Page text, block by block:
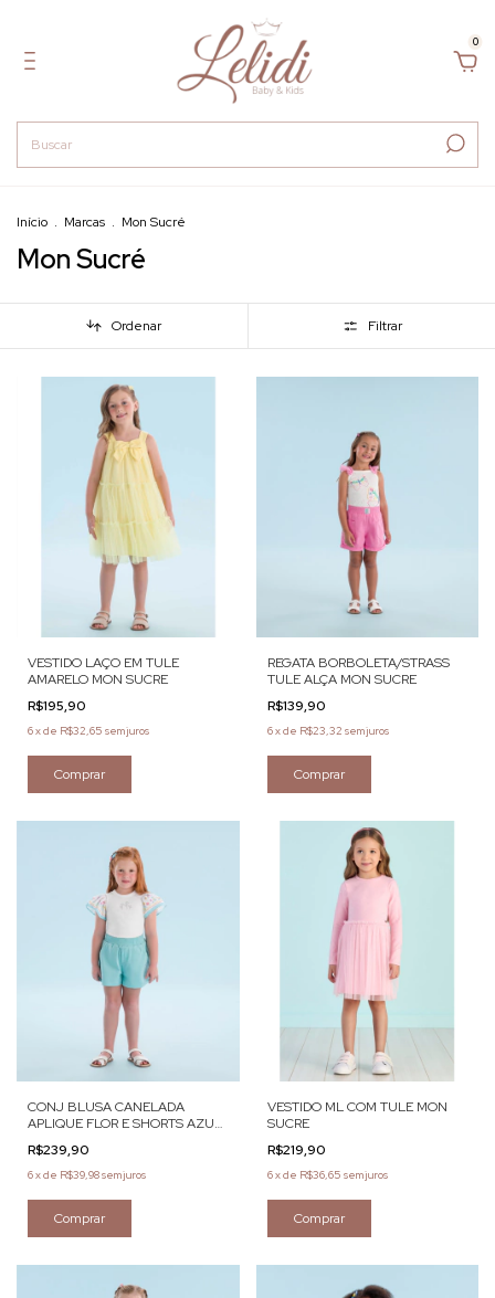
0
Início . Marcas . Mon Sucré
Mon Sucré
Ordenar Filtrar
VESTIDO LAÇO EM TULE
AMARELO MON SUCRE
R$195,90
6xde R$32,65 sem juros
Comprar
REGATA BORBOLETA/STRASS
TULE ALÇA MON SUCRE
R$139,90
6xde R$23,32 sem juros
Comprar
CONJ BLUSA CANELADA
APLIQUE FLOR E SHORTS AZUL
MON SUCRÉ
R$239,90
6xde R$39,98sem juros
Comprar
VESTIDO ML COM TULE MON
SUCRE
R$219,90
6xde R$36,65 sem juros
Comprar